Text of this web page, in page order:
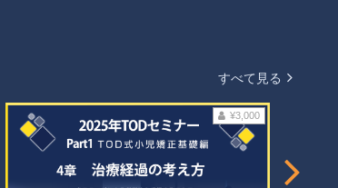
すべて見る
¥3,000